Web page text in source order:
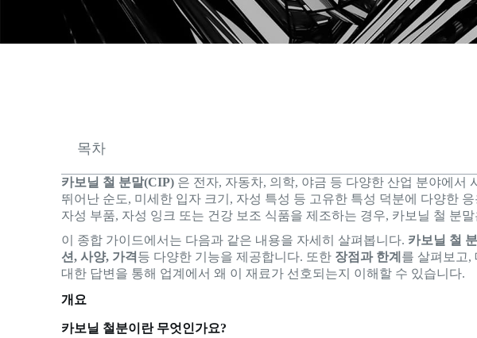
목차
카보닐 철 분말(CIP) 은 전자, 자동차, 의학, 야금 등 다양한 산업 분야에서
뛰어난 순도, 미세한 입자 크기, 자성 특성 등 고유한 특성 덕분에 다양한
자성 부품, 자성 잉크 또는 건강 보조 식품을 제조하는 경우, 카보닐 철 분
이 종합 가이드에서는 다음과 같은 내용을 자세히 살펴봅니다. 카보닐 철
션, 사양, 가격 등 다양한 기능을 제공합니다. 또한 장점과 한계 를 살펴보고,
대한 답변을 통해 업계에서 왜 이 재료가 선호되는지 이해할 수 있습니다.
개요
카보닐 철분이란 무엇인가요?